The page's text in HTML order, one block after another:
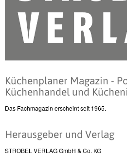
Küchenplaner Magazin -
Küchenhandel und
Das Fachmagazin erscheint seit 1965.
Herausgeber und Verlag
STROBEL VERLAG GmbH & Co. KG